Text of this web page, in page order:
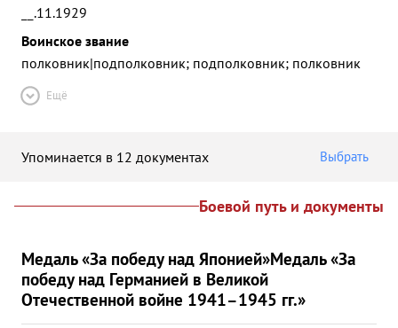
__.11.1929
Воинское звание
полковник|подполковник; подполковник; полковник
Ещё
Упоминается в 12 документах Выбрать
Боевой путь и документы
Медаль «За победу над Японией»Медаль «За
победу над Германией в Великой
Отечественной войне 1941–1945 гг.»